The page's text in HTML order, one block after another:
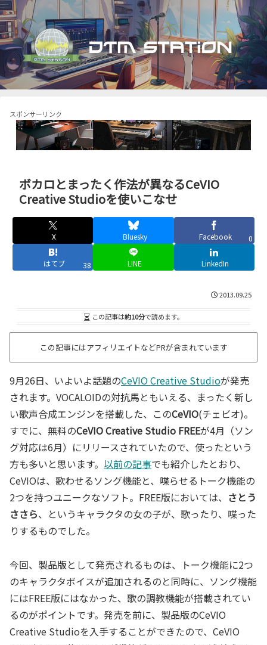
スポンサーリンク
ボカロとまったく作法が異なるCeVIO
Creative Studioを使いこなせ
X Bluesky Facebook 0
はてブ 38 LINE LinkedIn
2013.09.25
この記事は約10分で読めます。
この記事にはアフィリエイトなどPRが含まれています
9月26日、いよいよ話題のCeVIO Creative Studioが発売
されます。VOCALOIDの対抗馬ともいえる、まったく新し
い歌声合成エンジンを搭載した、このCeVIO(チェビオ)。
すでに、無料のCeVIO Creative Studio FREEが4月（ソン
グ対応は6月）にリリースされていたので、使ったという
方も多いと思います。 以前の記事でも紹介したとおり、
CeVIOは、歌わせるソング機能と、喋らせるトーク機能の
2つを持つユニークなソフト。FREE版においては、 さとう
ささら、というキャラクタの女の子が、歌ったり、喋った
りするものでした。
今回、製品版として発売されるものは、トーク機能に2つ
のキャラクタボイスが追加されるのと同時に、ソング機能
にはFREE版にはなかった、歌の調教機能が搭載されてい
るのがポイントです。発売を前に、製品版のCeVIO
Creative Studioを入手することができたので、CeVIO